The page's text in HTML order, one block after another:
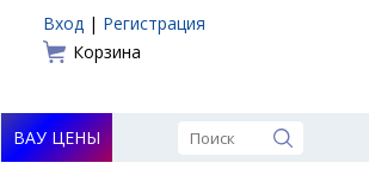
Вход | Регистрация
Корзина
ВАУ ЦЕНЫ